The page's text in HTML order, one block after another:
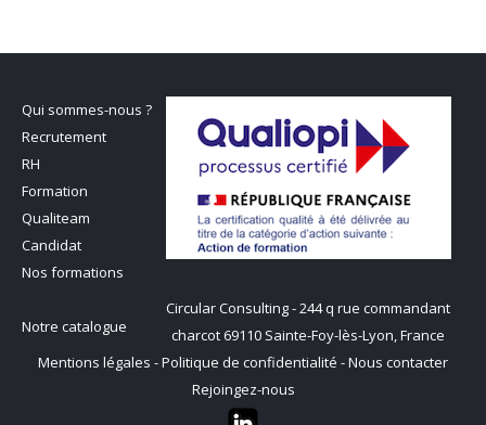
Qui sommes-nous ?
Recrutement
RH
Formation
Qualiteam
Candidat
Nos formations
Notre catalogue
Circular Consulting - 244 q rue commandant
charcot 69110 Sainte-Foy-lès-Lyon, France
Mentions légales -Politique de confidentialité -Nous contacter
Rejoingez-nous